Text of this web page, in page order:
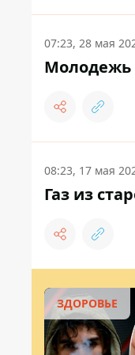
07:23, 28 мая
Молодежь
08:23, 17 мая
Газ из
ЗДОРОВЬЕ